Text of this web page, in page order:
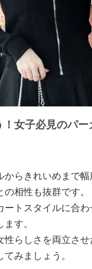
女子必見のパー
からきれいめまで
相性も抜群です。
ートスタイルに合
す。
性らしさを両立さ
みましょう。